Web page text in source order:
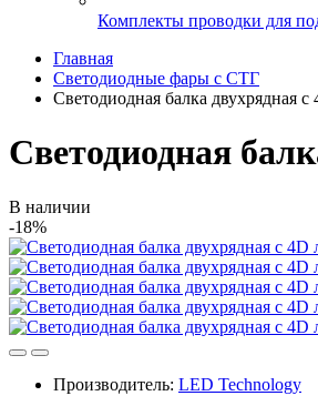
Комплекты проводки для
Главная
Светодиодные фары с СТГ
Светодиодная балка двухрядная
Светодиодная
В наличии
-18%
Производитель: LED Technology